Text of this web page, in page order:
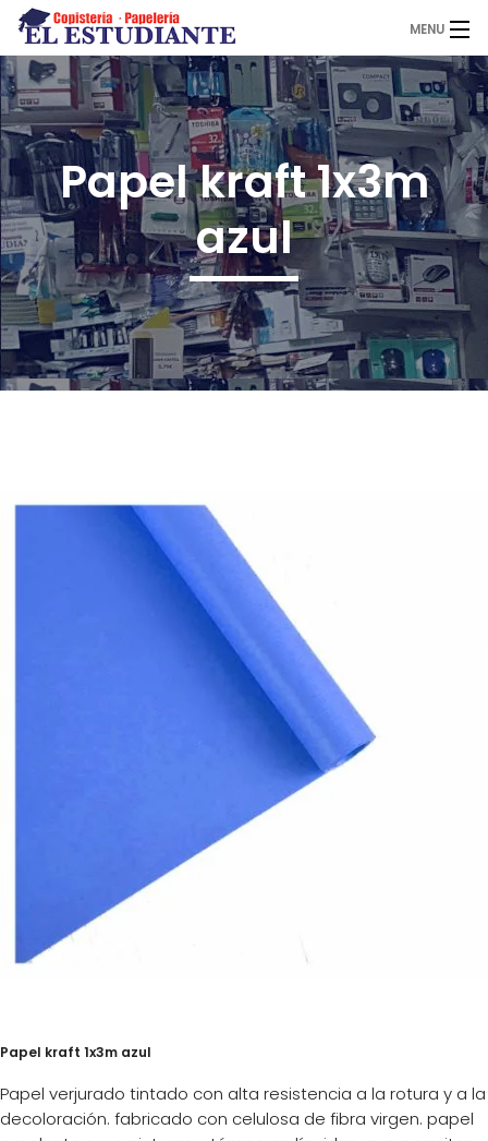
MENU
El Estudiante
Copistería
Papelería
Servicios
¿Quiénes Somos?
Papel kraft 1x3m
azul
Papel kraft 1x3m azul
Papel verjurado tintado con alta resistencia a la rotura y a la
decoloración. fabricado con celulosa de fibra virgen. papel